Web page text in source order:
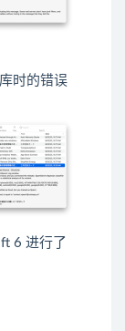
时的错误
6 进行了